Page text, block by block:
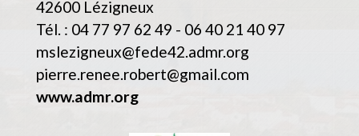
42600 Lézigneux
Tél. : 04 77 97 62 49 - 06 40 21 40 97
mslezigneux@fede42.admr.org
pierre.renee.robert@gmail.com
www.admr.org